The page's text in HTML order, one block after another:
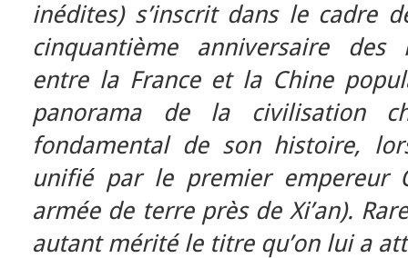
inédites) s’inscrit dans le cadre
cinquantième anniversaire des
entre la France et la Chine
panorama de la civilisation
fondamental de son histoire,
unifié par le premier empereur
armée de terre près de Xi’an).
autant mérité le titre qu’on lui a